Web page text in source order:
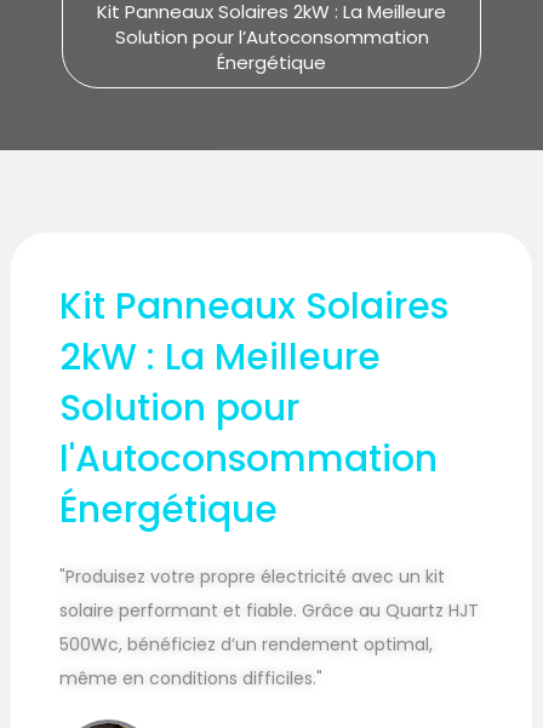
Kit Panneaux Solaires 2kW : La Meilleure
Solution pour l’Autoconsommation
Énergétique
Kit Panneaux Solaires
2kW : La Meilleure
Solution pour
l'Autoconsommation
Énergétique
"Produisez votre propre électricité avec un kit
solaire performant et fiable. Grâce au Quartz HJT
500Wc, bénéficiez d’un rendement optimal,
même en conditions difficiles."